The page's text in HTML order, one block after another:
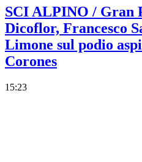
SCI ALPINO / Gran
Dicoflor, Francesco
Limone sul podio
Corones
15:23